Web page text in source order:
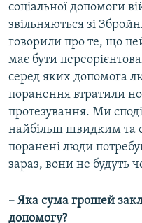
соціальної допомоги
звільняються зі
говорили про те, що
має бути
серед яких допомога
поранення втратили
протезування. Ми
найбільш швидким та
поранені люди
зараз, вони не будуть
– Яка сума грошей
допомогу?